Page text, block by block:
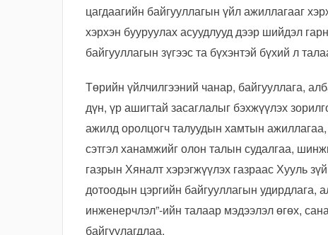
цагдаагийн байгууллагын үйл ажиллагааг
хэрхэн бууруулах асуудлууд дээр шийдэл
байгууллагын зүгээс та бүхэнтэй бүхий л
Төрийн үйлчилгээний чанар, байгууллага,
дүн, үр ашигтай засаглалыг бэхжүүлэх
ажилд оролцогч талуудын хамтын ажиллагаа,
сэтгэл ханамжийг олон талын судалгаа,
газрын Хяналт хэрэгжүүлэх газраас Хууль
дотоодын цэргийн байгууллагын удирдлага,
инженерчлэл”-ийн талаар мэдээлэл өгөх,
байгуулагдлаа.